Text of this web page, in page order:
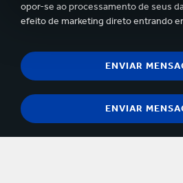
opor-se ao processamento de seus
efeito de marketing direto entrando